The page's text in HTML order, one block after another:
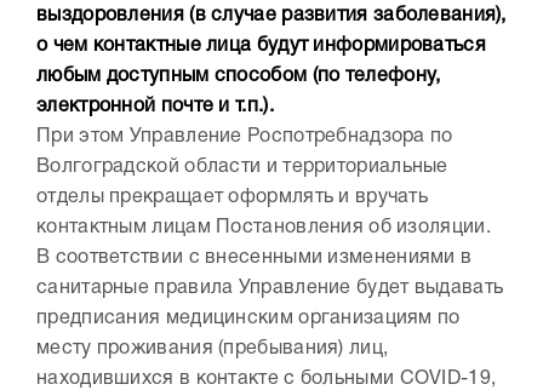
выздоровления (в случае развития заболевания),
о чем контактные лица будут информироваться
любым доступным способом (по телефону,
электронной почте и т.п.).
При этом Управление Роспотребнадзора по
Волгоградской области и территориальные
отделы прекращает оформлять и вручать
контактным лицам Постановления об изоляции.
В соответствии с внесенными изменениями в
санитарные правила Управление будет выдавать
предписания медицинским организациям по
месту проживания (пребывания) лиц,
находившихся в контакте с больными COVID-19,